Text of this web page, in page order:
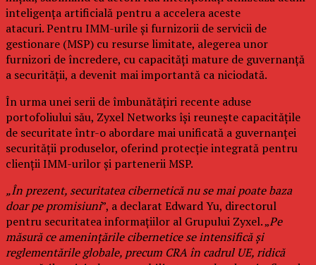
inteligența artificială pentru a accelera aceste
atacuri. Pentru IMM-urile și furnizorii de servicii de
gestionare (MSP) cu resurse limitate, alegerea unor
furnizori de încredere, cu capacități mature de guvernanță
a securității, a devenit mai importantă ca niciodată.
În urma unei serii de îmbunătățiri recente aduse
portofoliului său, Zyxel Networks își reunește capacitățile
de securitate într-o abordare mai unificată a guvernanței
securității produselor, oferind protecție integrată pentru
clienții IMM-urilor și partenerii MSP.
„În prezent, securitatea cibernetică nu se mai poate baza
doar pe promisiuni”, a declarat Edward Yu, directorul
pentru securitatea informațiilor al Grupului Zyxel. „Pe
măsură ce amenințările cibernetice se intensifică și
reglementările globale, precum CRA în cadrul UE, ridică